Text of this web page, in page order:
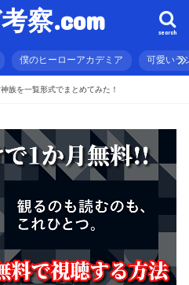
察.com search
僕のヒーローアカデミア 可愛いラ
神族を一覧形式でまとめてみた！